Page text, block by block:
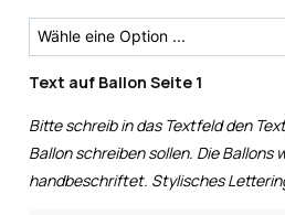
Text auf Ballon Seite 1
Bitte schreib in das Textfeld den
Ballon schreiben sollen. Die Ballons
handbeschriftet. Stylisches